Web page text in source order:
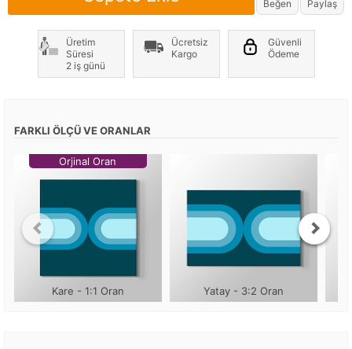
Beğen Paylaş
Üretim
Süresi
2 iş günü
Ücretsiz
Kargo
Güvenli
Ödeme
FARKLI ÖLÇÜ VE ORANLAR
Orjinal Oran
Kare - 1:1 Oran Yatay - 3:2 Oran